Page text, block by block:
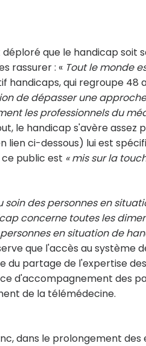
que le handicap soit
rassurer : « Tout le monde
handicaps, qui regroupe 48
de dépasser une
les professionnels du
le handicap s'avère assez
ci-dessous) lui est
public est « mis sur la
soin des personnes en
concerne toutes les
en situation de
que l'accès au système
du partage de l'expertise
d'accompagnement des
de la télémédecine.
dans le prolongement